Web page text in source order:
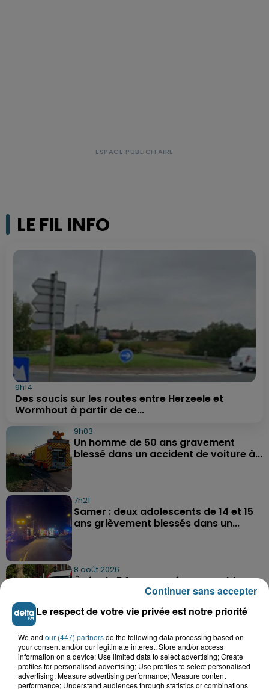
LE FIL INFO
9h14
Des soucis sur les routes entre Herzeele et
Wormhout à partir de ce...
9h03
Un homme de 50 ans gravement
blessé dans un accident de voiture à...
7h21
Samer : deux adolescents de 14 et 15
ans grièvement blessés dans un...
8 août 2026
Âgée de 54 ans, une femme se blesse
dans un accident de trottinette...
Le respect de votre vie privée est notre priorité
We and our (447) partnersdo the following data processing based on
your consent and/or our legitimate interest: Store and/or access
information on a device; Use limited data to select advertising; Create
profiles for personalised advertising; Use profiles to select personalised
advertising; Measure advertising performance; Measure content
performance; Understand audiences through statistics or combinations
Continuer sans accepter